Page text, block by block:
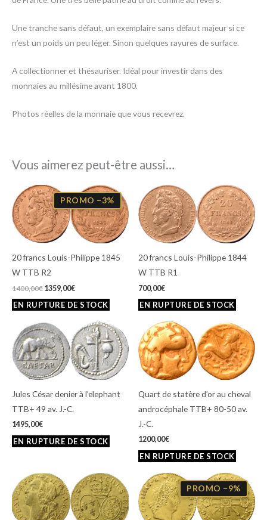
Une tranche sans défaut, un exemplaire sans défaut majeur si ce
n’est un poids un peu léger. Sinon quelques rayures de surface.
A collectionner et thésauriser. Idéal pour investir dans des
monnaies au millésime avant 1800.
Photos réelles de la monnaie que vous recevrez.
Vous aimerez peut-être aussi…
PROMO −3%
20 francs Louis-Philippe 1845
W TTB R2
1400,00€
Le
prix
initial
était :
1400,00€.
1359,00€
Le
prix
actuel
est :
1359,00€.
20 francs Louis-Philippe 1844
W TTB R1
700,00€
Jules César denier à l’elephant
TTB+ 49 av. J.-C.
1495,00€
Quart de statère d’or au cheval
androcéphale TTB+ 80-50 av.
J.-C.
1200,00€
PROMO −9%
Le
prix
initial
était :
2200,00€.
Le
prix
actuel
est :
1995,00€.